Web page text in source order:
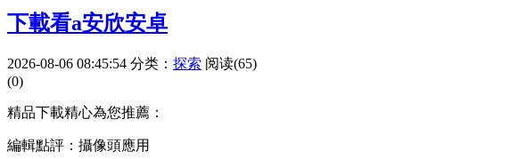
下載看a安欣安卓
2026-08-06 08:45:54 分类： 探索 阅读(65)
(0)
精品下載精心為您推薦：
編輯點評：攝像頭應用